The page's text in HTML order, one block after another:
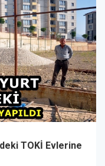
TOKİ Evlerine